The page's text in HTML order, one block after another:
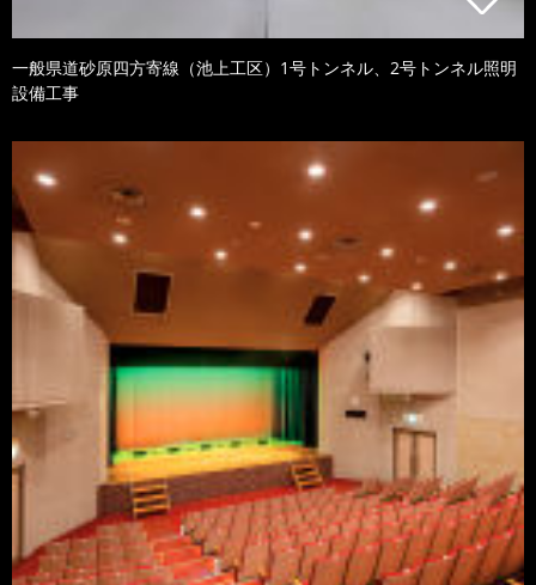
一般県道砂原四方寄線（池上工区）1号トンネル、2号トンネル照明
設備工事